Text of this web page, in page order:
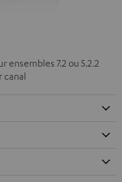
ensembles 7.2 ou 5.2.2
canal